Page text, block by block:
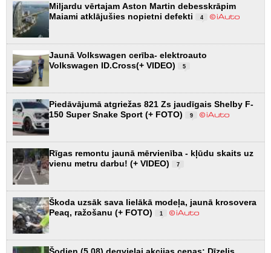
Miljardu vērtajam Aston Martin debesskrāpim
Maiami atklājušies nopietni defekti
4
Jaunā Volkswagen cerība- elektroauto
Volkswagen ID.Cross(+ VIDEO)
5
Piedāvājumā atgriežas 821 Zs jaudīgais Shelby F-
150 Super Snake Sport (+ FOTO)
9
Rīgas remontu jaunā mērvienība - kļūdu skaits uz
vienu metru darbu! (+ VIDEO)
7
Škoda uzsāk sava lielākā modeļa, jaunā krosovera
Peaq, ražošanu (+ FOTO)
1
Šodien (5.08) degvielai akcijas cenas: Dīzelis